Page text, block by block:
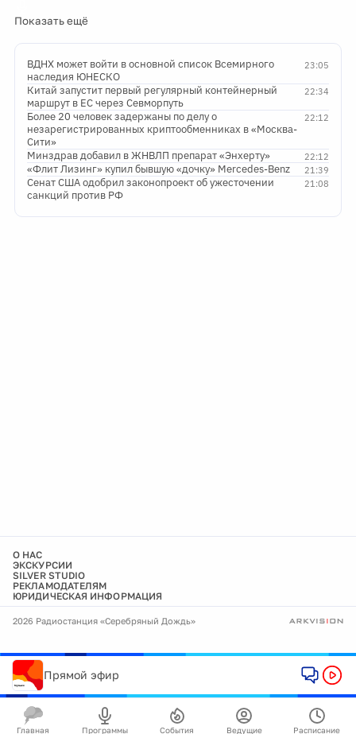
Показать ещё
23:05
ВДНХ может войти в основной список Всемирного
наследия ЮНЕСКО
22:34
Китай запустит первый регулярный контейнерный
маршрут в ЕС через Севморпуть
22:12
Более 20 человек задержаны по делу о
незарегистрированных криптообменниках в «Москва-
Сити»
22:12
Минздрав добавил в ЖНВЛП препарат «Энхерту»
21:39
«Флит Лизинг» купил бывшую «дочку» Mercedes-Benz
21:08
Сенат США одобрил законопроект об ужесточении
санкций против РФ
О НАС
ЭКСКУРСИИ
SILVER STUDIO
РЕКЛАМОДАТЕЛЯМ
ЮРИДИЧЕСКАЯ ИНФОРМАЦИЯ
2026 Радиостанция «Серебряный Дождь»
Прямой эфир
Главная Программы События Ведущие Расписание